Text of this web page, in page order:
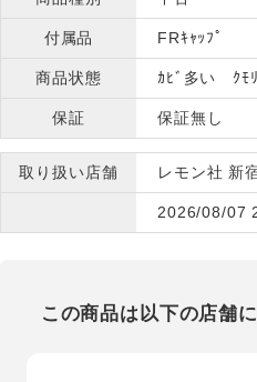
付属品 FRｷｬｯﾌﾟ
商品状態 ｶﾋﾞ多い ｸﾓﾘ
保証 保証無し
取り扱い店舗 レモン社 新
2026/08/07
この商品は以下の店舗